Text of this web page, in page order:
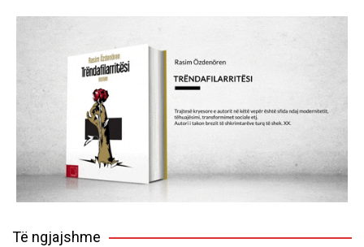
Të ngjajshme